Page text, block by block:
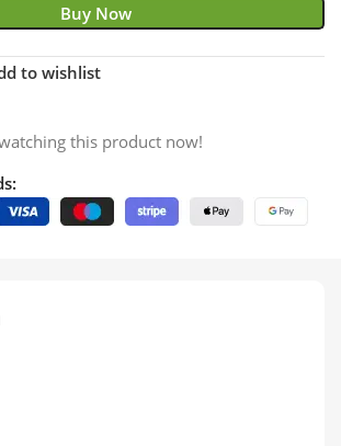
Buy Now
to wishlist
this product now!